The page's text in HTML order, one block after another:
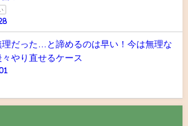
理だった…と諦めるのは早い！今は無理な
々やり直せるケース